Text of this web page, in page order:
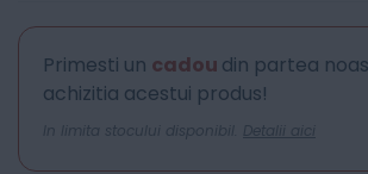
Primesti un cadou din partea
achizitia acestui produs!
In limita stocului disponibil. Detalii aici